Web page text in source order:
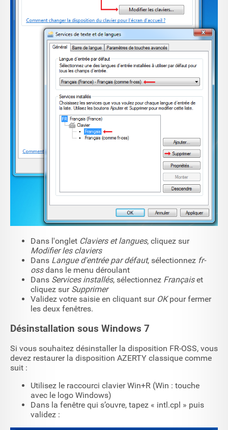
Dans l'onglet Claviers et langues, cliquez sur
Modifier les claviers
Dans Langue d'entrée par défaut, sélectionnez fr-
ossdans le menu déroulant
Dans Services installés, sélectionnez Françaiset
cliquez sur Supprimer
Validez votre saisie en cliquant sur OKpour fermer
les deux fenêtres.
Désinstallation sous Windows 7
Si vous souhaitez désinstaller la disposition FR-OSS, vous
devez restaurer la disposition AZERTY classique comme
suit :
Utilisez le raccourci clavier Win+R (Win : touche
avec le logo Windows)
Dans la fenêtre qui s’ouvre, tapez « intl.cpl » puis
validez :